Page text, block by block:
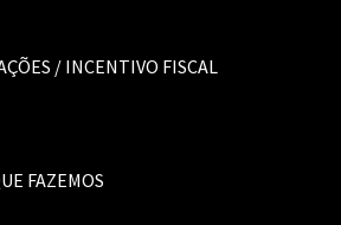
/ INCENTIVO FISCAL
FAZEMOS